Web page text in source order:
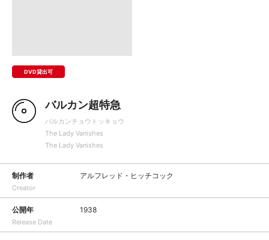
DVD貸出可
バルカン超特急
バルカンチョウトッキョウ
The Lady Vanishes
The Lady Vanishes
制作者
Creator
アルフレッド・ヒッチコック
公開年
Release Date
1938